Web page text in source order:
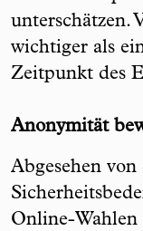
unterschätzen.
wichtiger als
Zeitpunkt des
Anonymität
Abgesehen
Online-